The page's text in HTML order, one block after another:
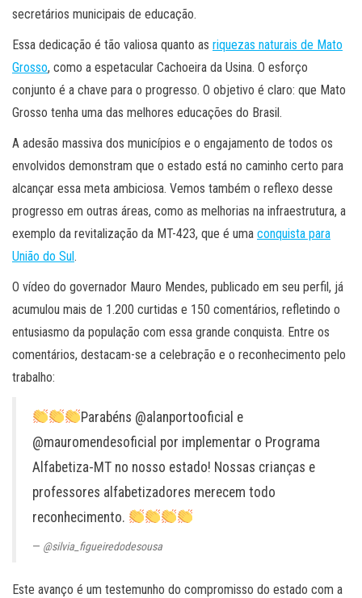
secretários municipais de educação.
Essa dedicação é tão valiosa quanto as riquezas naturais de Mato
Grosso, como a espetacular Cachoeira da Usina. O esforço
conjunto é a chave para o progresso. O objetivo é claro: que Mato
Grosso tenha uma das melhores educações do Brasil.
A adesão massiva dos municípios e o engajamento de todos os
envolvidos demonstram que o estado está no caminho certo para
alcançar essa meta ambiciosa. Vemos também o reflexo desse
progresso em outras áreas, como as melhorias na infraestrutura, a
exemplo da revitalização da MT-423, que é uma conquista para
União do Sul.
O vídeo do governador Mauro Mendes, publicado em seu perfil, já
acumulou mais de 1.200 curtidas e 150 comentários, refletindo o
entusiasmo da população com essa grande conquista. Entre os
comentários, destacam-se a celebração e o reconhecimento pelo
trabalho:
Parabéns @alanportooficial e
@mauromendesoficial por implementar o Programa
Alfabetiza-MT no nosso estado! Nossas crianças e
professores alfabetizadores merecem todo
reconhecimento.
@silvia_figueiredodesousa
Este avanço é um testemunho do compromisso do estado com a